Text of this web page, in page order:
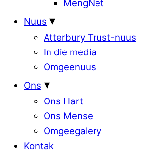
MengNet
Nuus
Atterbury Trust-nuus
In die media
Omgeenuus
Ons
Ons Hart
Ons Mense
Omgeegalery
Kontak